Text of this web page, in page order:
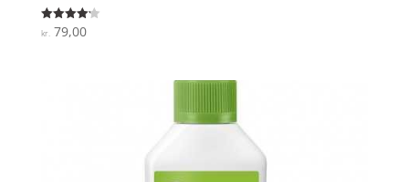
Vurderet
4.2
kr.79,00